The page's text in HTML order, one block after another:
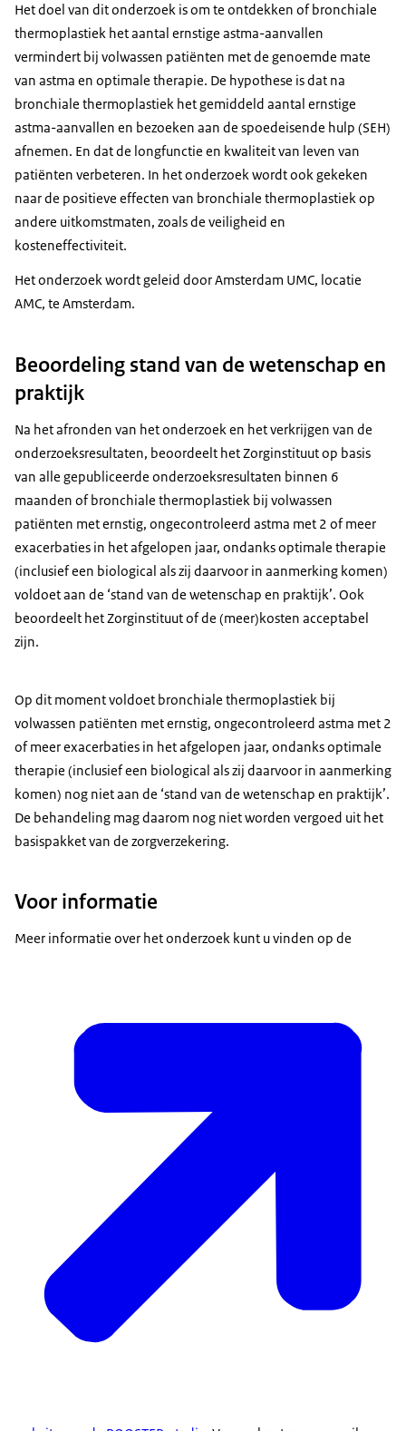
Het doel van dit onderzoek is om te ontdekken of bronchiale
thermoplastiek het aantal ernstige astma-aanvallen
vermindert bij volwassen patiënten met de genoemde mate
van astma en optimale therapie. De hypothese is dat na
bronchiale thermoplastiek het gemiddeld aantal ernstige
astma-aanvallen en bezoeken aan de spoedeisende hulp (SEH)
afnemen. En dat de longfunctie en kwaliteit van leven van
patiënten verbeteren. In het onderzoek wordt ook gekeken
naar de positieve effecten van bronchiale thermoplastiek op
andere uitkomstmaten, zoals de veiligheid en
kosteneffectiviteit.
Het onderzoek wordt geleid door Amsterdam UMC, locatie
AMC, te Amsterdam.
Beoordeling stand van de wetenschap en
praktijk
Na het afronden van het onderzoek en het verkrijgen van de
onderzoeksresultaten, beoordeelt het Zorginstituut op basis
van alle gepubliceerde onderzoeksresultaten binnen 6
maanden of bronchiale thermoplastiek bij volwassen
patiënten met ernstig, ongecontroleerd astma met 2 of meer
exacerbaties in het afgelopen jaar, ondanks optimale therapie
(inclusief een biological als zij daarvoor in aanmerking komen)
voldoet aan de ‘stand van de wetenschap en praktijk’. Ook
beoordeelt het Zorginstituut of de (meer)kosten acceptabel
zijn.
Op dit moment voldoet bronchiale thermoplastiek bij
volwassen patiënten met ernstig, ongecontroleerd astma met 2
of meer exacerbaties in het afgelopen jaar, ondanks optimale
therapie (inclusief een biological als zij daarvoor in aanmerking
komen) nog niet aan de ‘stand van de wetenschap en praktijk’.
De behandeling mag daarom nog niet worden vergoed uit het
basispakket van de zorgverzekering.
Voor informatie
Meer informatie over het onderzoek kunt u vinden op de